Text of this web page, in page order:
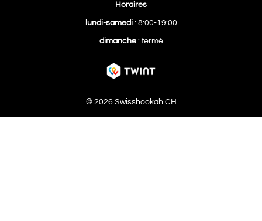
Horaires
lundi-samedi: 8:00-19:00
dimanche: fermé
© 2026 Swisshookah CH